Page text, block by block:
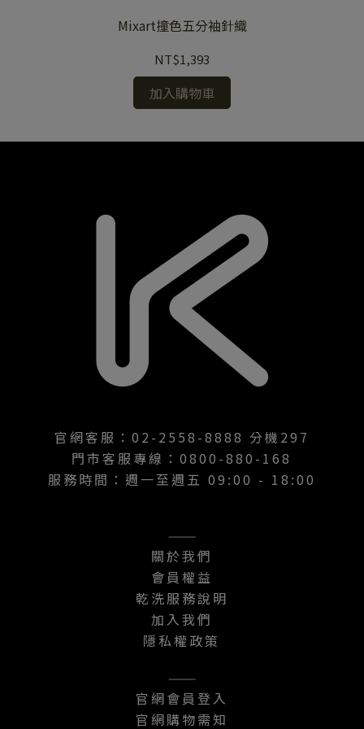
Mixart撞色五分袖針織
NT$1,393
加入購物車
官網客服：02-2558-8888 分機297
門市客服專線：0800-880-168
服務時間：週一至週五 09:00 - 18:00
———
關於我們
會員權益
乾洗服務說明
加入我們
隱私權政策
———
官網會員登入
官網購物需知